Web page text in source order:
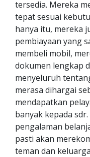
tersedia. Mereka
tepat sesuai
hanya itu, mereka
pembiayaan yang
membeli mobil,
dokumen lengkap
menyeluruh
merasa dihargai
mendapatkan
banyak kepada
pengalaman
pasti akan
teman dan